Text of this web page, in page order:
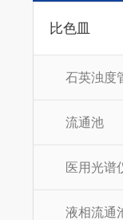
比色皿
石英浊度
流通池
医用光谱
液相流通